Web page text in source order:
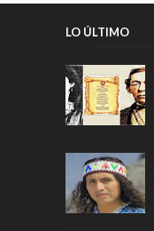
LO ÚLTIMO